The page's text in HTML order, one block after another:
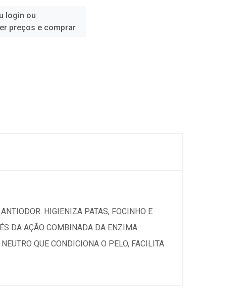
login ou
preços e comprar
HIGIENIZA PATAS, FOCINHO E
DA AÇÃO COMBINADA DA ENZIMA
QUE CONDICIONA O PELO, FACILITA